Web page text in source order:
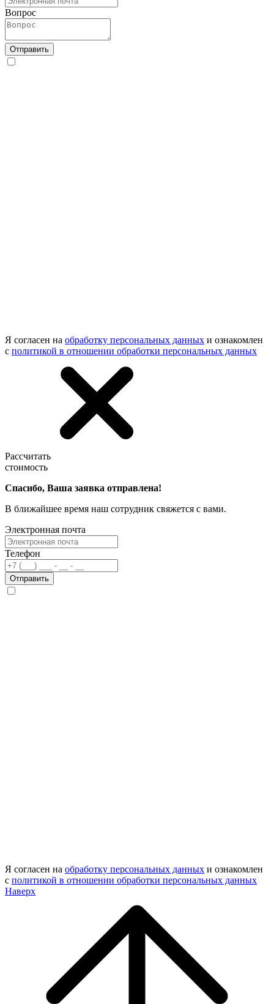
Вопрос
Отправить
Я согласен на обработку персональных данных и ознакомлен
с политикой в отношении обработки персональных данных
Рассчитать
стоимость
Спасибо, Ваша заявка отправлена!
В ближайшее время наш сотрудник свяжется с вами.
Электронная почта
Телефон
Отправить
Я согласен на обработку персональных данных и ознакомлен
с политикой в отношении обработки персональных данных
Наверх